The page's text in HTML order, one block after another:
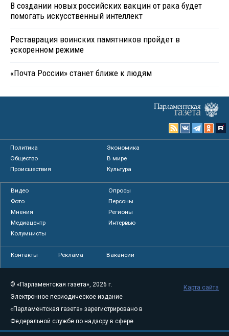
В создании новых российских вакцин от рака будет
помогать искусственный интеллект
Реставрация воинских памятников пройдет в
ускоренном режиме
«Почта России» станет ближе к людям
Политика
Экономика
Общество
В мире
Происшествия
Культура
Видео
Опросы
Фото
Персоны
Мнения
Регионы
Медиацентр
Интервью
Колумнисты
Контакты Реклама Вакансии
© «Парламентская газета», 2026 г.
Электронное периодическое издание
«Парламентская газета» зарегистрировано в
Федеральной службе по надзору в сфере
связи, информационных технологий и
Карта сайта